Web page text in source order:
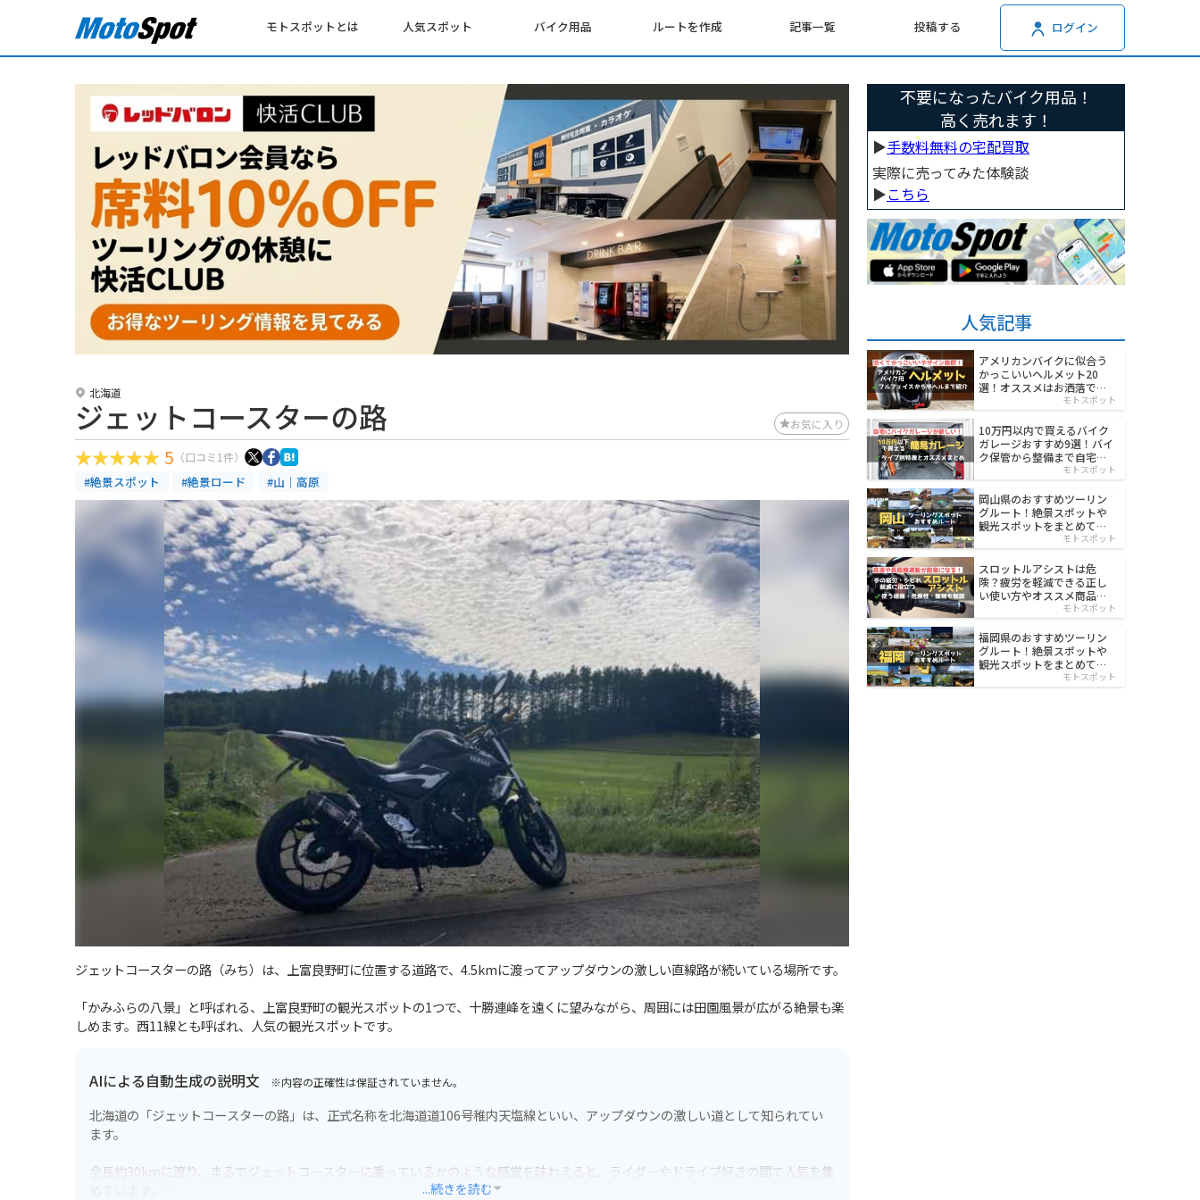
モトスポットとは 人気スポット バイク用品 ルートを作成 記事一覧 投稿する ログイン
北海道
ジェットコースターの路 お気に入り
5 （口コミ1件）
#絶景スポット #絶景ロード #山｜高原
ジェットコースターの路（みち）は、上富良野町に位置する道路で、4.5kmに渡ってアップダウンの激しい直線路が続いている場所です。
「かみふらの八景」と呼ばれる、上富良野町の観光スポットの1つで、十勝連峰を遠くに望みながら、周囲には田園風景が広がる絶景も楽
しめます。西11線とも呼ばれ、人気の観光スポットです。
AIによる自動生成の説明文 ※内容の正確性は保証されていません。
北海道の「ジェットコースターの路」は、正式名称を北海道道106号稚内天塩線といい、アップダウンの激しい道として知られてい
ます。
全長約30kmに渡り、まるでジェットコースターに乗っているかのような感覚を味わえると、ライダーやドライブ好きの間で人気を集
...続きを読む
不要になったバイク用品！
高く売れます！
▶︎手数料無料の宅配買取
実際に売ってみた体験談
▶︎こちら
人気記事
アメリカンバイクに似合う
かっこいいヘルメット20
選！オススメはお洒落でワ
モトスポット
10万円以内で買えるバイク
ガレージおすすめ9選！バイ
ク保管から整備まで自宅で
モトスポット
岡山県のおすすめツーリン
グルート！絶景スポットや
観光スポットをまとめて紹
モトスポット
スロットルアシストは危
険？疲労を軽減できる正し
い使い方やオススメ商品を
モトスポット
福岡県のおすすめツーリン
グルート！絶景スポットや
観光スポットをまとめて紹
モトスポット